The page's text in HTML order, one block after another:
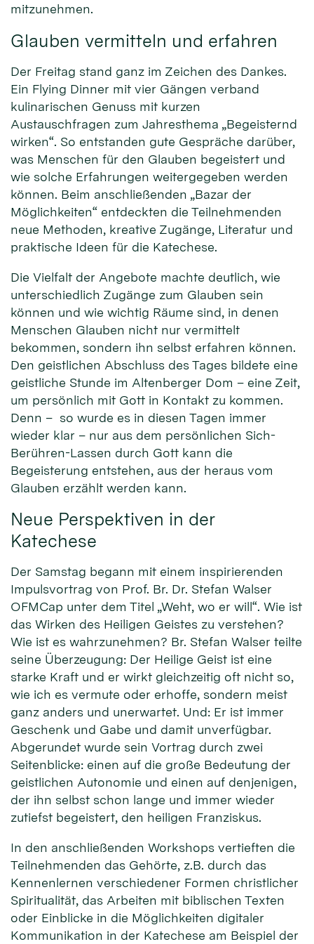
mitzunehmen.
Glauben vermitteln und erfahren
Der Freitag stand ganz im Zeichen des Dankes.
Ein Flying Dinner mit vier Gängen verband
kulinarischen Genuss mit kurzen
Austauschfragen zum Jahresthema „Begeisternd
wirken“. So entstanden gute Gespräche darüber,
was Menschen für den Glauben begeistert und
wie solche Erfahrungen weitergegeben werden
können. Beim anschließenden „Bazar der
Möglichkeiten“ entdeckten die Teilnehmenden
neue Methoden, kreative Zugänge, Literatur und
praktische Ideen für die Katechese.
Die Vielfalt der Angebote machte deutlich, wie
unterschiedlich Zugänge zum Glauben sein
können und wie wichtig Räume sind, in denen
Menschen Glauben nicht nur vermittelt
bekommen, sondern ihn selbst erfahren können.
Den geistlichen Abschluss des Tages bildete eine
geistliche Stunde im Altenberger Dom – eine Zeit,
um persönlich mit Gott in Kontakt zu kommen.
Denn – so wurde es in diesen Tagen immer
wieder klar – nur aus dem persönlichen Sich-
Berühren-Lassen durch Gott kann die
Begeisterung entstehen, aus der heraus vom
Glauben erzählt werden kann.
Neue Perspektiven in der
Katechese
Der Samstag begann mit einem inspirierenden
Impulsvortrag von Prof. Br. Dr. Stefan Walser
OFMCap unter dem Titel „Weht, wo er will“. Wie ist
das Wirken des Heiligen Geistes zu verstehen?
Wie ist es wahrzunehmen? Br. Stefan Walser teilte
seine Überzeugung: Der Heilige Geist ist eine
starke Kraft und er wirkt gleichzeitig oft nicht so,
wie ich es vermute oder erhoffe, sondern meist
ganz anders und unerwartet. Und: Er ist immer
Geschenk und Gabe und damit unverfügbar.
Abgerundet wurde sein Vortrag durch zwei
Seitenblicke: einen auf die große Bedeutung der
geistlichen Autonomie und einen auf denjenigen,
der ihn selbst schon lange und immer wieder
zutiefst begeistert, den heiligen Franziskus.
In den anschließenden Workshops vertieften die
Teilnehmenden das Gehörte, z.B. durch das
Kennenlernen verschiedener Formen christlicher
Spiritualität, das Arbeiten mit biblischen Texten
oder Einblicke in die Möglichkeiten digitaler
Kommunikation in der Katechese am Beispiel der